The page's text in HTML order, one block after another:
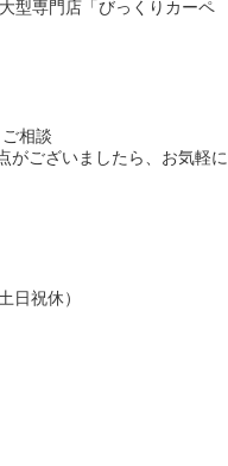
型専門店「びっくりカーペ
がございましたら、お気軽に
日祝休）